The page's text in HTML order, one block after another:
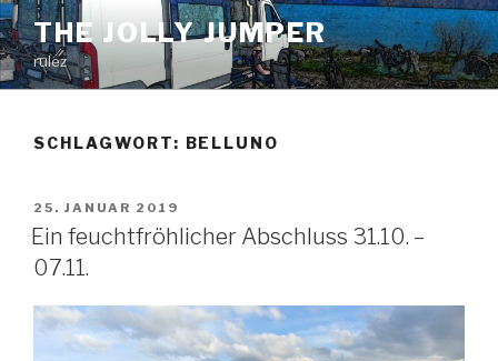
Zum
Inhalt
springen
THE JOLLY JUMPER
rulez
SCHLAGWORT: BELLUNO
VERÖFFENTLICHT
AM
25. JANUAR 2019
Ein feuchtfröhlicher Abschluss 31.10. –
07.11.